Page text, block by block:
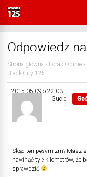
Odpowiedz
Strona główna › Fora › Opinie ›
Black City 125
2015-05-09 o 22:03
Gucio
Skąd ten pesymizm? Masz
nawinąć tyle kilometrów, że
sprawdzić